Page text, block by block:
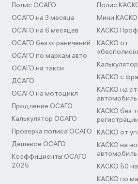
Полис ОСАГО
ОСАГО на 3 месяца
ОСАГО на 6 месяцев
ОСАГО без ограничений
ОСАГО по маркам авто
ОСАГО на такси
ДСАГО
ОСАГО на мотоцикл
Продление ОСАГО
Калькулятор ОСАГО
Проверка полиса ОСАГО
Дешевое ОСАГО
Коэффициенты ОСАГО
2025
Полис
Мини КАСКО
КАСКО
КАСКО от
КАСКО с
КАСКО на
автомобиль
КАСКО без
регистрации
КАСКО от
КАСКО на
автомобиль
КАСКО 50
КАСКО по